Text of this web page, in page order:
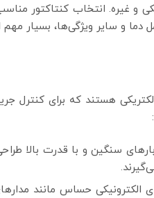
و غیره. انتخاب کنتاکتور
دما و سایر ویژگی‌ها، بسیار
هستند که برای کنترل
سنگین و با قدرت بالا
الکترونیکی حساس مانند